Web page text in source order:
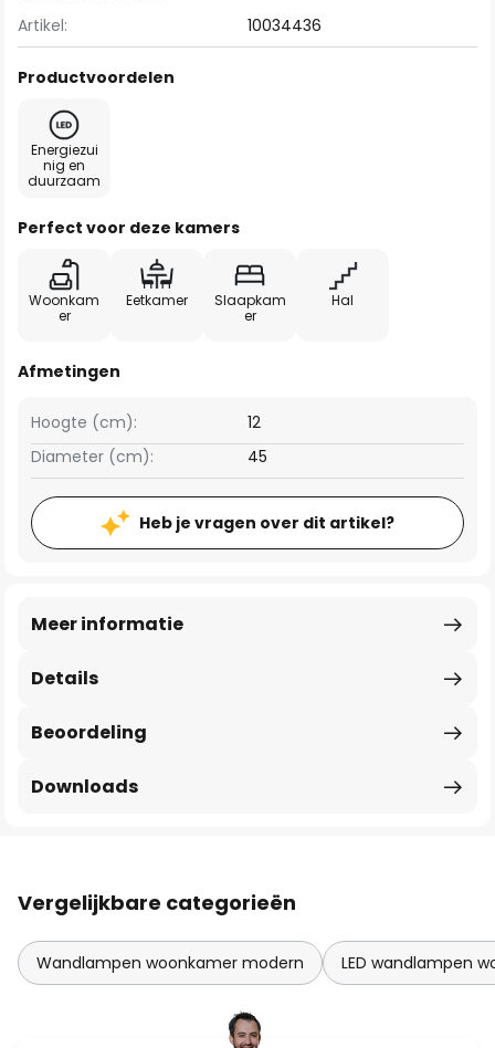
Artikel: 10034436
Productvoordelen
Energiezui
nig en
duurzaam
Perfect voor deze kamers
Woonkam
er
Eetkamer
Slaapkam
er
Hal
Afmetingen
Hoogte (cm):
12
Diameter (cm):
45
Heb je vragen over dit artikel?
Details
Meer informatie
Beoordeling
Downloads
Vergelijkbare categorieën
Wandlampen woonkamer modern LED wandlampen